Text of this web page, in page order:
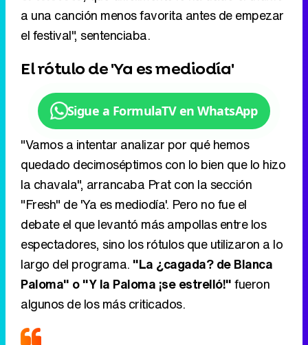
a una canción menos favorita antes de empezar
el festival", sentenciaba.
El rótulo de 'Ya es mediodía'
Sigue a FormulaTV en WhatsApp
"Vamos a intentar analizar por qué hemos
quedado decimoséptimos con lo bien que lo hizo
la chavala", arrancaba Prat con la sección
"Fresh" de 'Ya es mediodía'. Pero no fue el
debate el que levantó más ampollas entre los
espectadores, sino los rótulos que utilizaron a lo
largo del programa. "La ¿cagada? de Blanca
Paloma" o "Y la Paloma ¡se estrelló!"fueron
algunos de los más criticados.